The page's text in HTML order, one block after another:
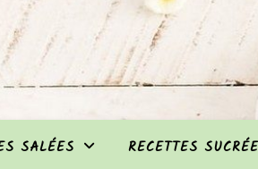
SALÉES RECETTES